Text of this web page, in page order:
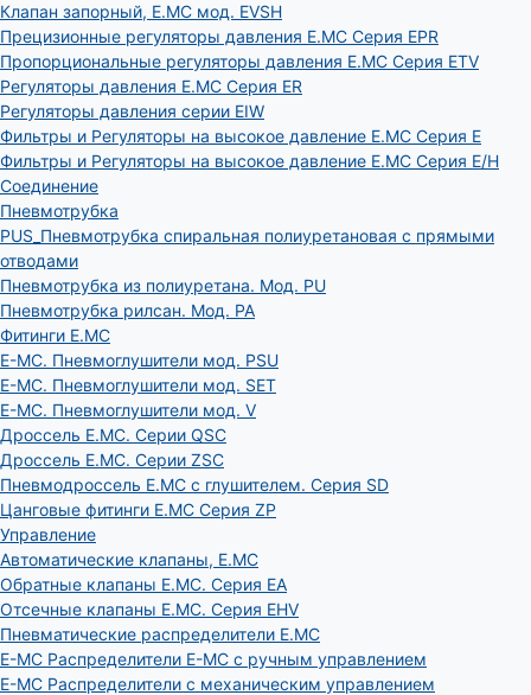
Клапан запорный, E.MC мод. EVSH
Прецизионные регуляторы давления E.MC Серия EPR
Пропорциональные регуляторы давления E.MC Серия ETV
Регуляторы давления E.MC Серия ER
Регуляторы давления серии EIW
Фильтры и Регуляторы на высокое давление E.MC Серия E
Фильтры и Регуляторы на высокое давление E.MC Серия E/H
Соединение
Пневмотрубка
PUS_Пневмотрубка спиральная полиуретановая с прямыми
отводами
Пневмотрубка из полиуретана. Мод. РU
Пневмотрубка рилсан. Мод. PA
Фитинги E.MC
E-MC. Пневмоглушители мод. PSU
E-MC. Пневмоглушители мод. SET
E-MC. Пневмоглушители мод. V
Дроссель E.MC. Серии QSC
Дроссель E.MC. Серии ZSC
Пневмодроссель E.MC с глушителем. Серия SD
Цанговые фитинги E.MC Серия ZP
Управление
Автоматические клапаны, Е.МС
Обратные клапаны E.MC. Серия EA
Отсечные клапаны E.MC. Серия EHV
Пневматические распределители E.MC
E-MC Распределители E-MC с ручным управлением
E-MC Распределители с механическим управлением